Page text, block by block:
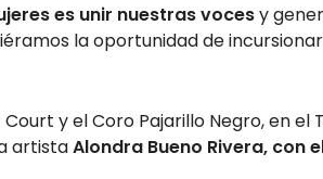
es unir nuestras vocesy
la oportunidad de
y el Coro Pajarillo Negro, en el
artistaAlondra Bueno Rivera, con